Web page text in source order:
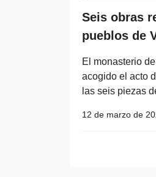
Seis obras
pueblos de
El monasterio
acogido el acto
las seis piezas
12 de marzo de